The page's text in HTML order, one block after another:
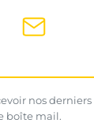
nos
boîte mail.